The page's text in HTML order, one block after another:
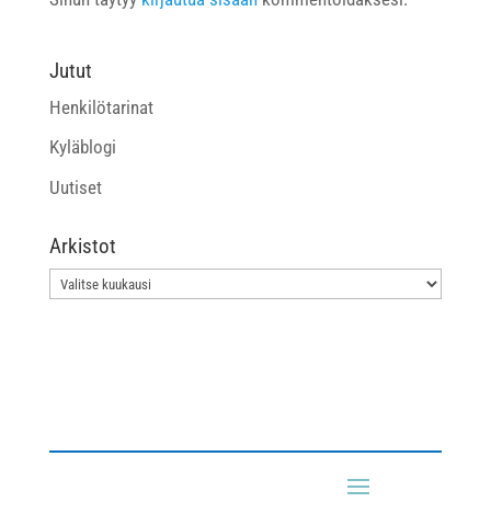
Jutut
Henkilötarinat
Kyläblogi
Uutiset
Arkistot
Arkistot